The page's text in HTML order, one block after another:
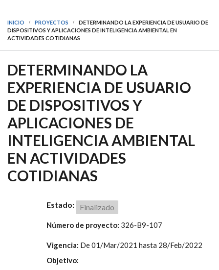
INICIO PROYECTOS
DETERMINANDO LA EXPERIENCIA DE USUARIO DE
DISPOSITIVOS Y APLICACIONES DE INTELIGENCIA AMBIENTAL EN
ACTIVIDADES COTIDIANAS
DETERMINANDO LA
EXPERIENCIA DE USUARIO
DE DISPOSITIVOS Y
APLICACIONES DE
INTELIGENCIA AMBIENTAL
EN ACTIVIDADES
COTIDIANAS
Estado: Finalizado
Número de proyecto: 326-B9-107
Vigencia: De01/Mar/2021 hasta 28/Feb/2022
Objetivo: